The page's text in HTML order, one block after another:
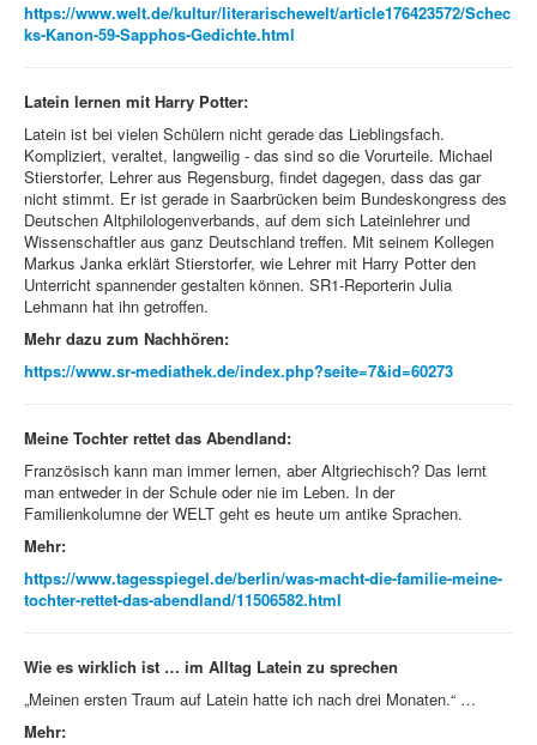
https://www.welt.de/kultur/literarischewelt/article176423572/Schec
ks-Kanon-59-Sapphos-Gedichte.html
Latein lernen mit Harry Potter:
Latein ist bei vielen Schülern nicht gerade das Lieblingsfach.
Kompliziert, veraltet, langweilig - das sind so die Vorurteile. Michael
Stierstorfer, Lehrer aus Regensburg, findet dagegen, dass das gar
nicht stimmt. Er ist gerade in Saarbrücken beim Bundeskongress des
Deutschen Altphilologenverbands, auf dem sich Lateinlehrer und
Wissenschaftler aus ganz Deutschland treffen. Mit seinem Kollegen
Markus Janka erklärt Stierstorfer, wie Lehrer mit Harry Potter den
Unterricht spannender gestalten können. SR1-Reporterin Julia
Lehmann hat ihn getroffen.
Mehr dazu zum Nachhören:
https://www.sr-mediathek.de/index.php?seite=7&id=60273
Meine Tochter rettet das Abendland:
Französisch kann man immer lernen, aber Altgriechisch? Das lernt
man entweder in der Schule oder nie im Leben. In der
Familienkolumne der WELT geht es heute um antike Sprachen.
Mehr:
https://www.tagesspiegel.de/berlin/was-macht-die-familie-meine-
tochter-rettet-das-abendland/11506582.html
Wie es wirklich ist … im Alltag Latein zu sprechen
„Meinen ersten Traum auf Latein hatte ich nach drei Monaten.“ …
Mehr: